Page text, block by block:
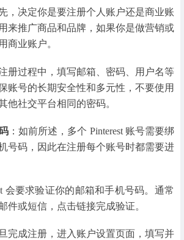
先，决定你是要注册个人账户还是商业账
来推广商品和品牌，如果你是做营销或
商业账户。
注册过程中，填写邮箱、密码、用户名等
账号的长期安全性和多元性，不要使用
他社交平台相同的密码。
：如前所述，多个 Pinterest 账号需要绑
号码，因此在注册每个账号时都需要进
会要求验证你的邮箱和手机号码。通常
件或短信，点击链接完成验证。
完成注册，进入账户设置页面，填写并